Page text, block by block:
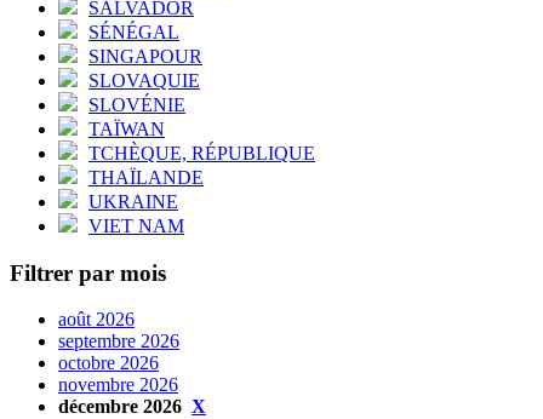
SALVADOR
SÉNÉGAL
SINGAPOUR
SLOVAQUIE
SLOVÉNIE
TAÏWAN
TCHÈQUE, RÉPUBLIQUE
THAÏLANDE
UKRAINE
VIET NAM
Filtrer par mois
août 2026
septembre 2026
octobre 2026
novembre 2026
décembre 2026 X